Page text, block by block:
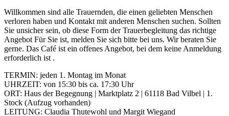
Willkommen sind alle Trauernden, die einen geliebten Menschen
verloren haben und Kontakt mit anderen Menschen suchen. Sollten
Sie unsicher sein, ob diese Form der Trauerbegleitung das richtige
Angebot Für Sie ist, melden Sie sich bitte bei uns. Wir beraten Sie
gerne. Das Café ist ein offenes Angebot, bei dem keine Anmeldung
erforderlich ist .
TERMIN: jeden 1. Montag im Monat
UHRZEIT: von 15:30 bis ca. 17:30 Uhr
ORT: Haus der Begegnung | Marktplatz 2 | 61118 Bad Vilbel | 1.
Stock (Aufzug vorhanden)
LEITUNG: Claudia Thutewohl und Margit Wiegand